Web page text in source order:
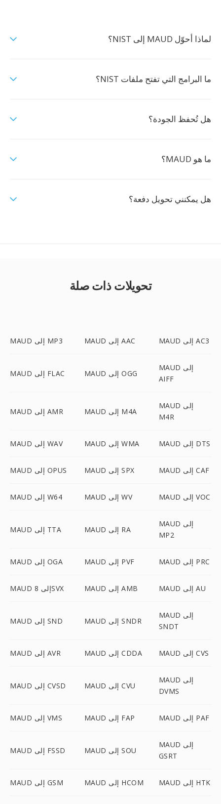
لماذا أحوّل MAUD إلى NIST؟
ما البرامج التي تفتح ملفات NIST؟
هل تُحفظ الجودة؟
ما هو MAUD؟
هل يمكنني تحويل دفعة؟
تحويلات ذات صلة
MAUD إلى MP3 MAUD إلى AAC MAUD إلى AC3
MAUD إلى FLAC MAUD إلى OGG
MAUD إلى
AIFF
MAUD إلى AMR MAUD إلى M4A
MAUD إلى
M4R
MAUD إلى WAV MAUD إلى WMA MAUD إلى DTS
MAUD إلى OPUS MAUD إلى SPX MAUD إلى CAF
MAUD إلى W64 MAUD إلى WV MAUD إلى VOC
MAUD إلى TTA MAUD إلى RA
MAUD إلى
MP2
MAUD إلى OGA MAUD إلى PVF MAUD إلى PRC
MAUD إلى 8SVX MAUD إلى AMB MAUD إلى AU
MAUD إلى SND MAUD إلى SNDR
MAUD إلى
SNDT
MAUD إلى AVR MAUD إلى CDDA MAUD إلى CVS
MAUD إلى CVSD MAUD إلى CVU
MAUD إلى
DVMS
MAUD إلى VMS MAUD إلى FAP MAUD إلى PAF
MAUD إلى FSSD MAUD إلى SOU
MAUD إلى
GSRT
MAUD إلى GSM MAUD إلى HCOM MAUD إلى HTK